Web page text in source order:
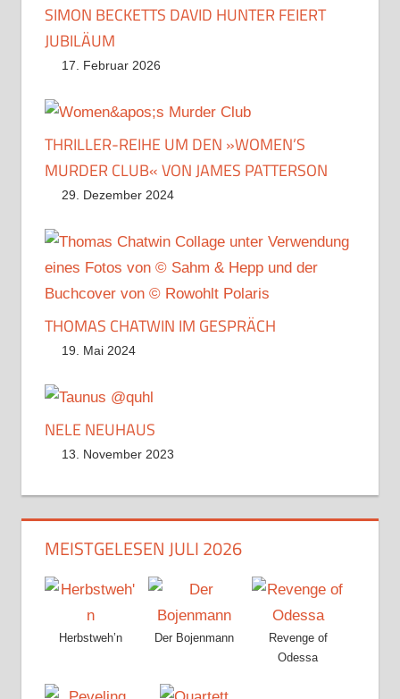
SIMON BECKETTS DAVID HUNTER FEIERT
JUBILÄUM
17. Februar 2026
THRILLER-REIHE UM DEN »WOMEN’S
MURDER CLUB« VON JAMES PATTERSON
29. Dezember 2024
THOMAS CHATWIN IM GESPRÄCH
19. Mai 2024
NELE NEUHAUS
13. November 2023
MEISTGELESEN JULI 2026
Herbstweh’n Der Bojenmann
Revenge of
Odessa